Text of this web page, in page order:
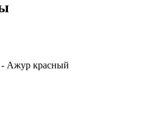
Ажур красный